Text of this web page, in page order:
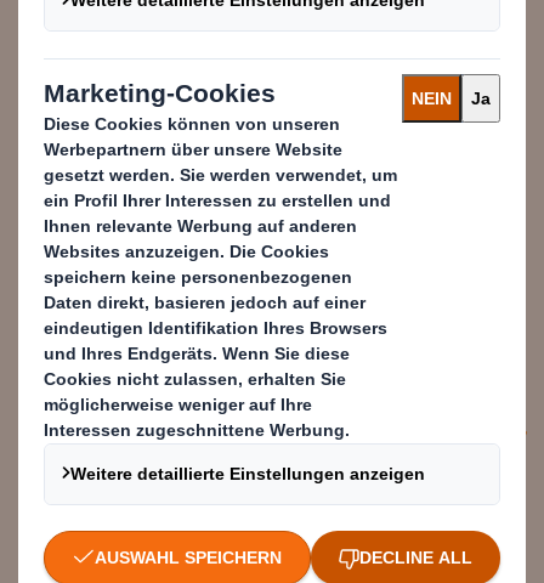
Ich habe bei DS Smith mein
Pflichtpraktikum absolviert und
war anschließend als
Werkstudentin tätig. Dabei durfte
ich von Beginn an viel
Verantwortung übernehmen und
eigene Projekte umsetzen. Deshalb
bin ich nach meinem Studium auch
direkt eingestiegen.
Dorothea
Talent Manager D-CH